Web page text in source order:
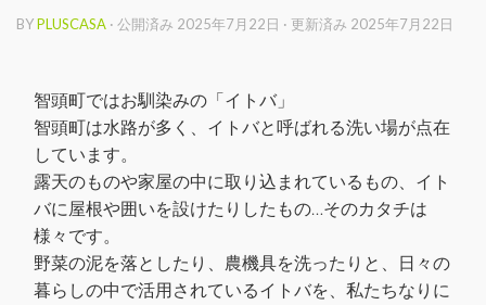
BYPLUSCASA · 公開済み 2025年7月22日 · 更新済み 2025年7月22日
智頭町ではお馴染みの「イトバ」
智頭町は水路が多く、イトバと呼ばれる洗い場が点在
しています。
露天のものや家屋の中に取り込まれているもの、イト
バに屋根や囲いを設けたりしたもの…そのカタチは
様々です。
野菜の泥を落としたり、農機具を洗ったりと、日々の
暮らしの中で活用されているイトバを、私たちなりに